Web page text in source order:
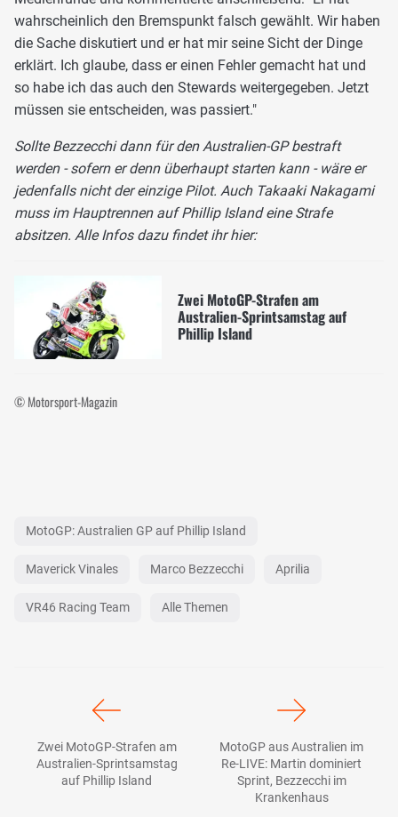
wahrscheinlich den Bremspunkt falsch gewählt. Wir haben
die Sache diskutiert und er hat mir seine Sicht der Dinge
erklärt. Ich glaube, dass er einen Fehler gemacht hat und
so habe ich das auch den Stewards weitergegeben. Jetzt
müssen sie entscheiden, was passiert."
Sollte Bezzecchi dann für den Australien-GP bestraft
werden - sofern er denn überhaupt starten kann - wäre er
jedenfalls nicht der einzige Pilot. Auch Takaaki Nakagami
muss im Hauptrennen auf Phillip Island eine Strafe
absitzen. Alle Infos dazu findet ihr hier:
Zwei MotoGP-Strafen am
Australien-Sprintsamstag auf
Phillip Island
© Motorsport-Magazin
MotoGP: Australien GP auf Phillip Island
Maverick Vinales Marco Bezzecchi Aprilia
VR46 Racing Team Alle Themen
Zwei MotoGP-Strafen am
Australien-Sprintsamstag
auf Phillip Island
MotoGP aus Australien im
Re-LIVE: Martin dominiert
Sprint, Bezzecchi im
Krankenhaus